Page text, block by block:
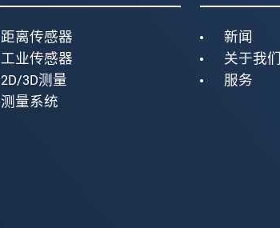
距离传感器
工业传感器
2D/3D测量
测量系统
新闻
关于我们
服务